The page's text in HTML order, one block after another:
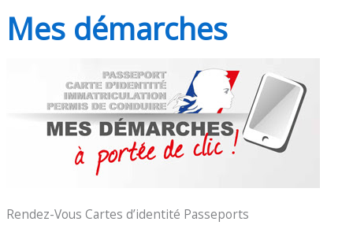
Mes démarches
Rendez-Vous Cartes d’identité Passeports